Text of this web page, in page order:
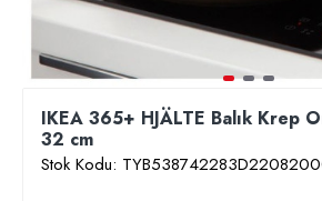
IKEA 365+ HJÄLTE Balık Krep
32 cm
Stok Kodu: